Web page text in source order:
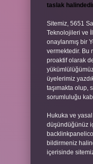
taslak
Sitemiz, 5651
Teknolojileri ve
onaylanmış bir
vermektedir. Bu
proaktif olarak
üyelerimiz
taşımakta olup,
sorumluluğu
Hukuka ve
düşündüğünüz
bildirmeniz
içerisinde